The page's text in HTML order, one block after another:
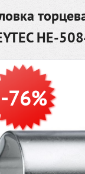
HE-
-76%